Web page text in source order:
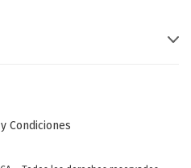
Condiciones